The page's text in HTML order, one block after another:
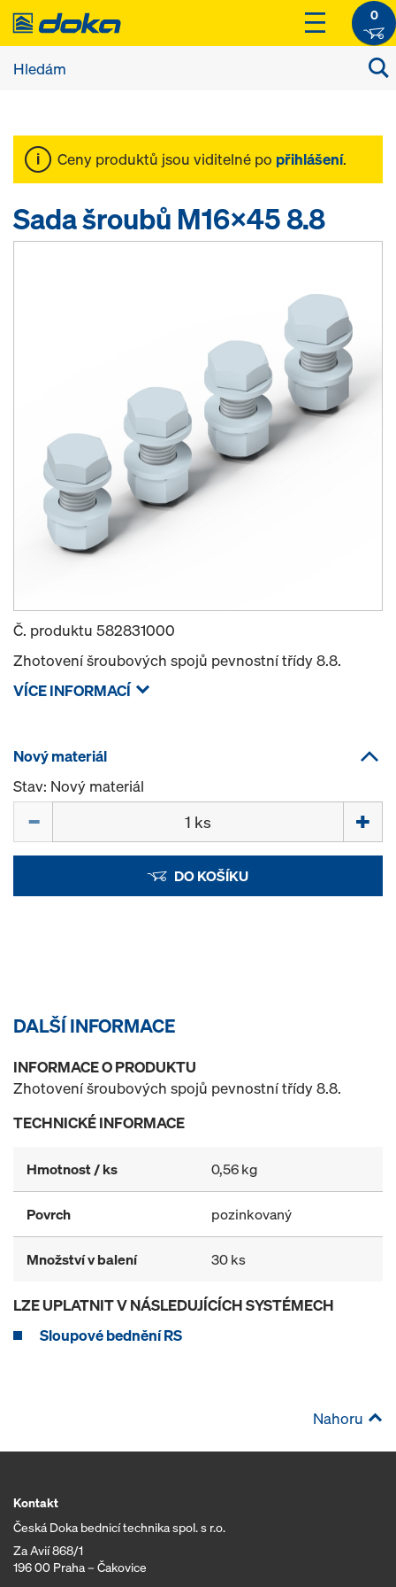
0
Ceny produktů jsou viditelné po přihlášení.
Sada šroubů M16x45 8.8
Č. produktu 582831000
Zhotovení šroubových spojů pevnostní třídy 8.8.
VÍCE INFORMACÍ
Nový materiál
Stav: Nový materiál
DO KOŠÍKU
DALŠÍ INFORMACE
INFORMACE O PRODUKTU
Zhotovení šroubových spojů pevnostní třídy 8.8.
TECHNICKÉ INFORMACE
Hmotnost / ks 0,56 kg
Povrch pozinkovaný
Množství v balení 30 ks
LZE UPLATNIT V NÁSLEDUJÍCÍCH SYSTÉMECH
Sloupové bednění RS
Nahoru
Kontakt
Česká Doka bednicí technika spol. s r.o.
Za Avií 868/1
196 00 Praha – Čakovice